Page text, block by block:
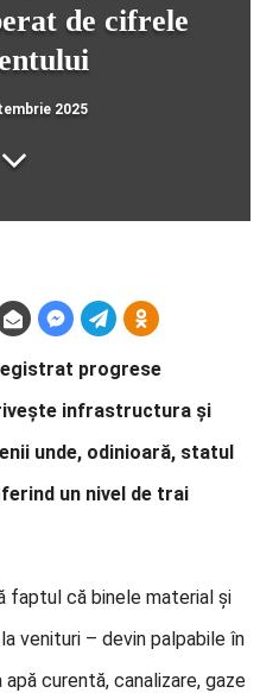
de cifrele
2025
progrese
infrastructura și
unde, odinioară, statul
un nivel de trai
faptul că binele material și
venituri – devin palpabile în
curentă, canalizare, gaze